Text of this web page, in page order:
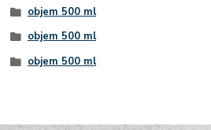
objem 500 ml
objem 500 ml
objem 500 ml